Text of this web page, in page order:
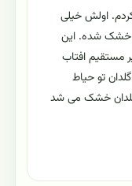
اولش خیلی
خشک شده. این
مستقیم افتاب
تو حیاط
گلدان خشک می شد